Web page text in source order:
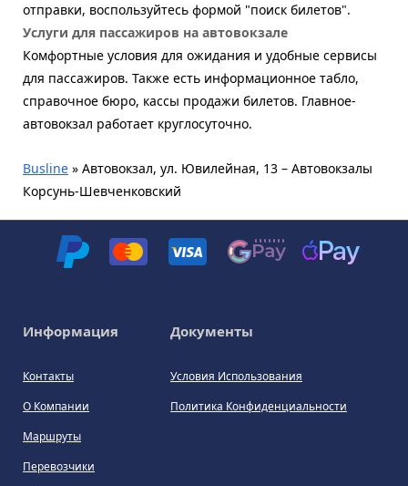
отправки, воспользуйтесь формой "поиск билетов".
Услуги для пассажиров на автовокзале
Комфортные условия для ожидания и удобные сервисы
для пассажиров. Также есть информационное табло,
справочное бюро, кассы продажи билетов. Главное-
автовокзал работает круглосуточно.
Busline » Автовокзал, ул. Ювилейная, 13 – Автовокзалы
Корсунь-Шевченковский
Информация
Контакты
О Компании
Маршруты
Перевозчики
Документы
Условия Использования
Политика Конфиденциальности